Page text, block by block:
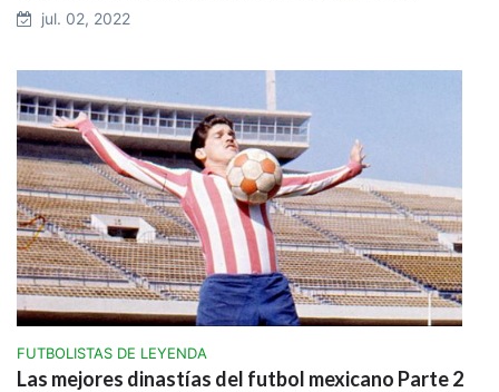
jul. 02, 2022
FUTBOLISTAS DE LEYENDA
Las mejores dinastías del futbol mexicano Parte 2